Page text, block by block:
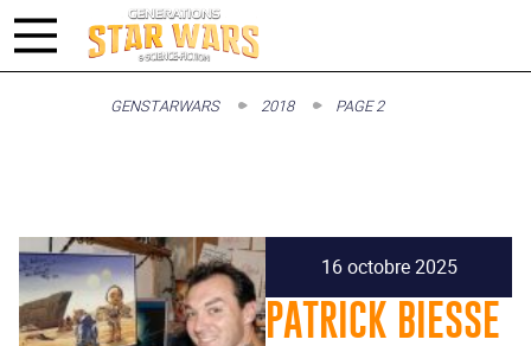
GENSTARWARS 2018 PAGE 2
16 octobre 2025
PATRICK BIESSE